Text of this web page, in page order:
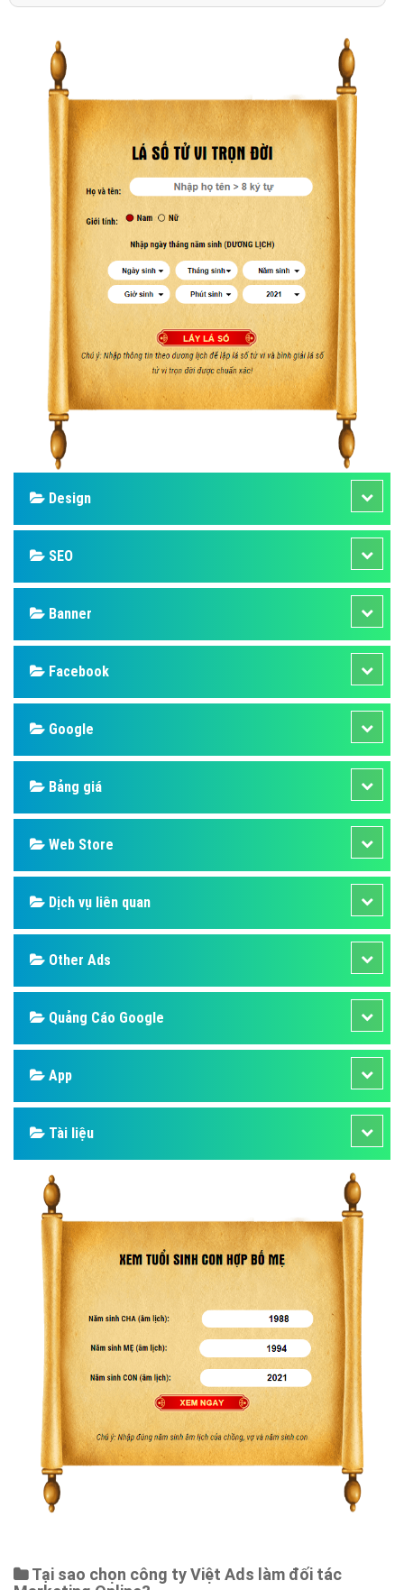
Design
SEO
Banner
Facebook
Google
Bảng giá
Web Store
Dịch vụ liên quan
Other Ads
Quảng Cáo Google
App
Tài liệu
Tại sao chọn công ty Việt Ads làm đối tác